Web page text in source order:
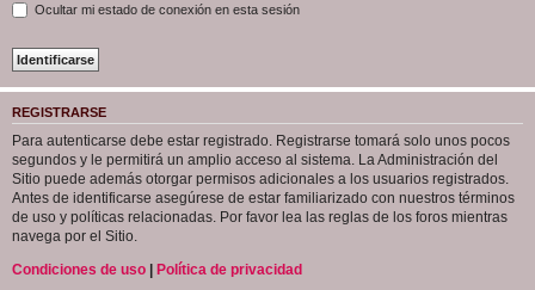
Ocultar mi estado de conexión en esta sesión
REGISTRARSE
Para autenticarse debe estar registrado. Registrarse tomará solo unos pocos
segundos y le permitirá un amplio acceso al sistema. La Administración del
Sitio puede además otorgar permisos adicionales a los usuarios registrados.
Antes de identificarse asegúrese de estar familiarizado con nuestros términos
de uso y políticas relacionadas. Por favor lea las reglas de los foros mientras
navega por el Sitio.
Condiciones de uso | Política de privacidad